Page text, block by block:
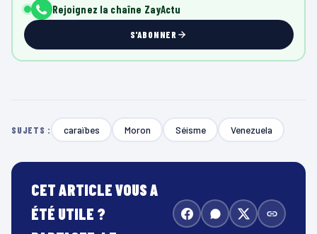
Rejoignez la chaîne ZayActu
S'ABONNER
SUJETS : caraïbes Moron Séisme Venezuela
CET ARTICLE VOUS A
ÉTÉ UTILE ?